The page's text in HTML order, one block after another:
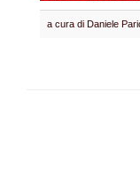
a cura di Daniele